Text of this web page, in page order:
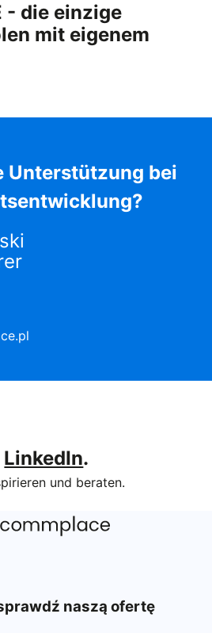
- die einzige
mit eigenem
Unterstützung bei
LinkedIn.
und beraten.
naszą ofertę